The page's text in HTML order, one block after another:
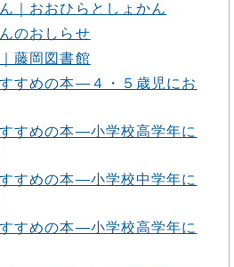
｜おおひらとしょかん
のおしらせ
藤岡図書館
すめの本―４・５歳児にお
すめの本―小学校高学年に
すめの本―小学校中学年に
すめの本―小学校高学年に